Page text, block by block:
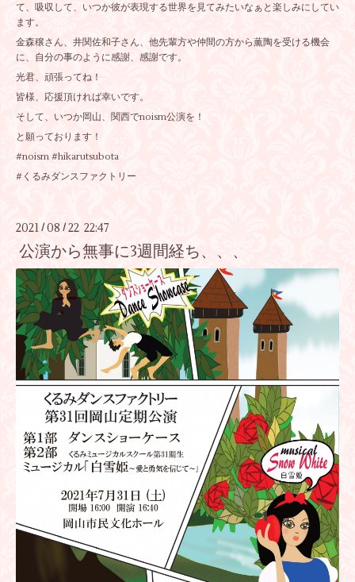
て、吸収して、いつか彼が表現する世界を見てみたいなぁと楽しみにしてい
ます。
金森穣さん、井関佐和子さん、他先輩方や仲間の方から薫陶を受ける機会
に、自分の事のように感謝、感謝です。
光君、頑張ってね！
皆様、応援頂ければ幸いです。
そして、いつか岡山、関西でnoism公演を！
と願っております！
#noism #hikarutsubota
#くるみダンスファクトリー
2021 /08 / 22 22:47
公演から無事に3週間経ち、、、